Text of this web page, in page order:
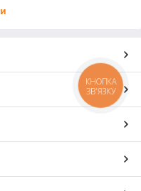
КНОПКА
ЗВ'ЯЗКУ